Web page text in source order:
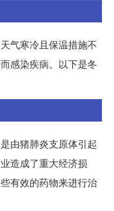
气寒冷且保温措施不
感染疾病。以下是冬
由猪肺炎支原体引起
造成了重大经济损
有效的药物来进行治